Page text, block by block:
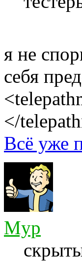
я не
себя
</
Всё уже
Myp